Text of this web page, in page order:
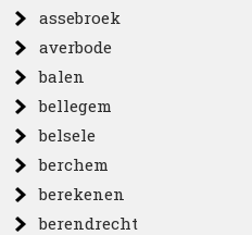
assebroek
averbode
balen
bellegem
belsele
berchem
berekenen
berendrecht